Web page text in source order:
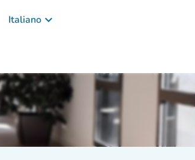
Italiano keyboard_arrow_down